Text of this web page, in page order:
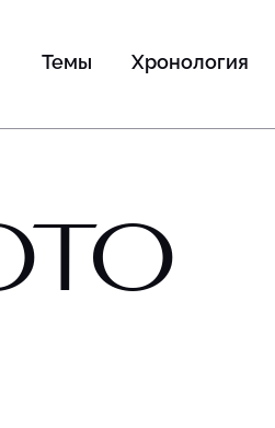
Темы Хронология